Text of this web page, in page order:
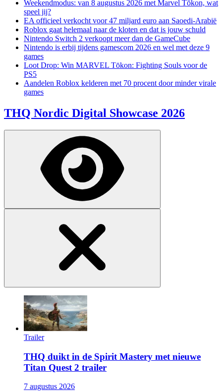
Weekendmodus: van 8 augustus 2026 met Marvel Tōkon, wat
speel jij?
EA officieel verkocht voor 47 miljard euro aan Saoedi-Arabië
Roblox gaat helemaal naar de kloten en dat is jouw schuld
Nintendo Switch 2 verkoopt meer dan de GameCube
Nintendo is erbij tijdens gamescom 2026 en wel met deze 9
games
Loot Drop: Win MARVEL Tōkon: Fighting Souls voor de
PS5
Aandelen Roblox kelderen met 70 procent door minder virale
games
THQ Nordic Digital Showcase 2026
Trailer
THQ duikt in de Spirit Mastery met nieuwe
Titan Quest 2 trailer
7 augustus 2026